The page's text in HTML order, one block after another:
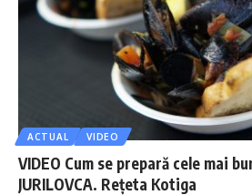
ACTUAL VIDEO
VIDEO Cum se prepară cele mai
JURILOVCA. Rețeta Kotiga